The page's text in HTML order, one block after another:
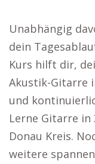
Unabhängig
dein
Kurs hilft dir,
Akustik-Gitarre
und
Lerne Gitarre in
Donau Kreis.
weitere